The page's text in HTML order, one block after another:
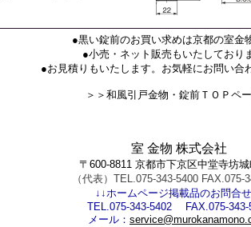
●黒い錠前のお買い求めは京都の室金
●小売・ネット販売もいたしており
●お見積りもいたします。お気軽にお問い合
＞＞和風引戸金物・錠前ＴＯＰペ
室 金物 株式会社
〒600-8811 京都市下京区中堂寺坊城
（代表）TEL.075-343-5400 FAX.075-
↓↓ホームページ掲載品のお問合
TEL.075-343-5402 FAX.075-343-
メール：